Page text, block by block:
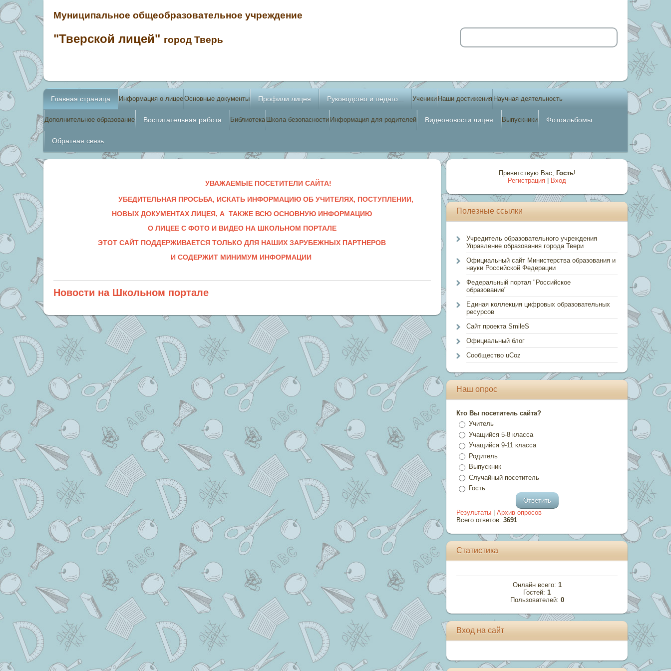
Муниципальное общеобразовательное учреждение
"Тверской лицей" город Тверь
Главная страница Информация о лицееОсновные документы Профили лицея Руководство и педаго... Ученики Наши достижения Научная деятельность
Дополнительное образование Воспитательная работа Библиотека Школа безопасности Информация для родителей Видеоновости лицея Выпускники Фотоальбомы
Обратная связь
УВАЖАЕМЫЕ ПОСЕТИТЕЛИ САЙТА!
УБЕДИТЕЛЬНАЯ ПРОСЬБА, ИСКАТЬ ИНФОРМАЦИЮ ОБ УЧИТЕЛЯХ, ПОСТУПЛЕНИИ,
НОВЫХ ДОКУМЕНТАХ ЛИЦЕЯ, А ТАКЖЕ ВСЮ ОСНОВНУЮ ИНФОРМАЦИЮ
О ЛИЦЕЕ С ФОТО И ВИДЕО НА ШКОЛЬНОМ ПОРТАЛЕ
ЭТОТ САЙТ ПОДДЕРЖИВАЕТСЯ ТОЛЬКО ДЛЯ НАШИХ ЗАРУБЕЖНЫХ ПАРТНЕРОВ
И СОДЕРЖИТ МИНИМУМ ИНФОРМАЦИИ
Новости на Школьном портале
Приветствую Вас, Гость!
Регистрация
Вход
Полезные ссылки
Учредитель образовательного учреждения
Управление образования города Твери
Официальный сайт Министерства образования и
науки Российской Федерации
Федеральный портал "Российское
образование"
Единая коллекция цифровых образовательных
ресурсов
Сайт проекта SmileS
Официальный блог
Сообщество uCoz
Наш опрос
Кто Вы посетитель сайта?
Учитель
Учащийся 5-8 класса
Учащийся 9-11 класса
Родитель
Выпускник
Случайный посетитель
Гость
Результаты |Архив опросов
Всего ответов:3691
Статистика
Онлайн всего: 1
Гостей: 1
Пользователей: 0
Вход на сайт